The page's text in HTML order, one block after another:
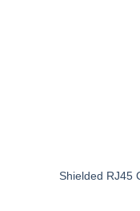
Shielded RJ45